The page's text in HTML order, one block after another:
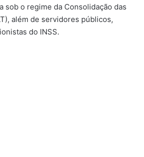
sob o regime da Consolidação das
além de servidores públicos,
do INSS.